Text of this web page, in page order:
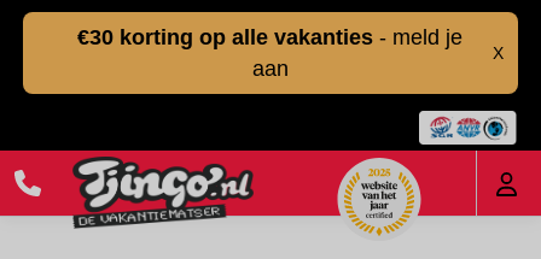
€30 korting op alle vakanties - meld je
aan
X